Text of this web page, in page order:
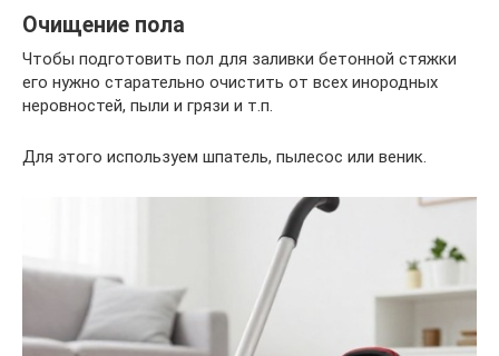
Очищение пола
Чтобы подготовить пол для заливки бетонной стяжки
его нужно старательно очистить от всех инородных
неровностей, пыли и грязи и т.п.
Для этого используем шпатель, пылесос или веник.